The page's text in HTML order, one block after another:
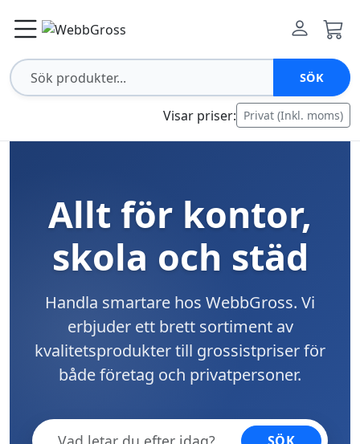
SÖK
Visar priser: Privat (Inkl. moms)
Allt för kontor,
skola och städ
Handla smartare hos WebbGross. Vi
erbjuder ett brett sortiment av
kvalitetsprodukter till grossistpriser för
både företag och privatpersoner.